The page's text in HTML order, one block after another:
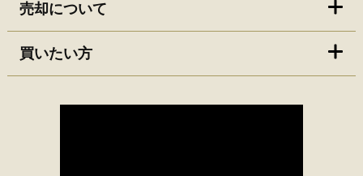
売却について
買いたい方